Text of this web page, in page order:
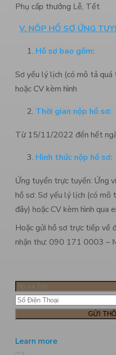
Phụ cấp thưởng Lễ, Tết
V. NỘP HỒ SƠ ỨNG
Hồ sơ bao gồm:
Sơ yếu lý lịch (có mô tả quá
hoặc CV kèm hình
Thời gian nộp hồ sơ:
Từ 15/11/2022 đến hết
Hình thức nộp hồ sơ:
Ứng tuyển trực tuyến: Ứng
hồ sơ: Sơ yếu lý lịch (có mô
đây) hoặc CV kèm hình qua
Hoặc gửi hồ sơ trực tiếp về
nhận thư: 090 171 0003 –
Learn more